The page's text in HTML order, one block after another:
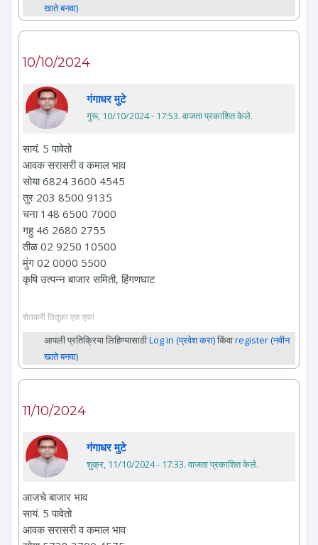
खाते बनवा)
10/10/2024
गंगाधर मुटे
गुरू, 10/10/2024 - 17:53. वाजता प्रकाशित केले.
सायं. 5 पावेतो
आवक सरासरी व कमाल भाव
सोया 6824 3600 4545
तुर 203 8500 9135
चना 148 6500 7000
गहु 46 2680 2755
तीळ 02 9250 10500
मुंग 02 0000 5500
कृषि उत्पन्न बाजार समिती, हिंगणघाट
शेतकरी तितुका एक एक!
आपली प्रतिक्रिया लिहिण्यासाठीLog in (प्रवेश करा)किंवाregister (नवीन
खाते बनवा)
11/10/2024
गंगाधर मुटे
शुक्र, 11/10/2024 - 17:33. वाजता प्रकाशित केले.
आजचे बाजार भाव
सायं. 5 पावेतो
आवक सरासरी व कमाल भाव